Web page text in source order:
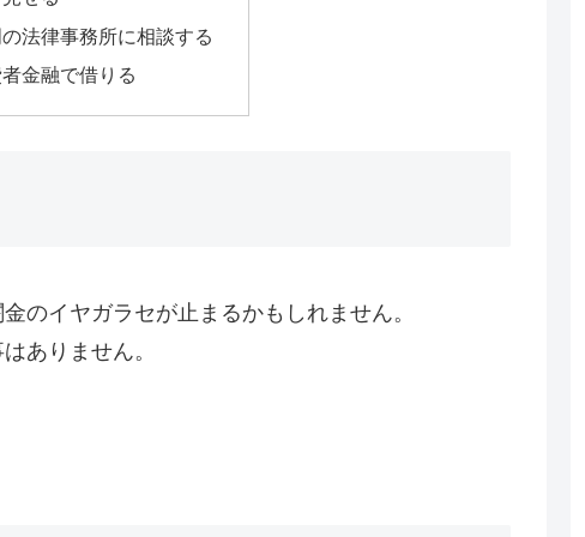
法律事務所に相談する
金融で借りる
のイヤガラセが止まるかもしれません。
ありません。